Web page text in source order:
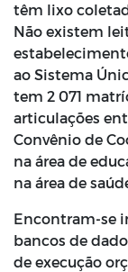
têm lixo
Não existem
ao Sistema
tem 2 071
articulações
Convênio de
na área de
na área de
Encontram-se
bancos de
de execução